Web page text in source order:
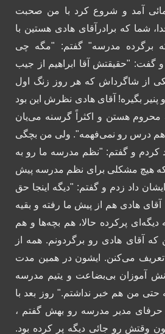
آمد و شروع کرد با من صحبت
شما که برادرآقای هادی هستین با
برگرده مدرسه" گفتم: "مگه چی
"حقیقتش آقا ابراهیم از جیب
از شاگرداش که هر روز زنگ اول
بگیره! آقای هادی نظرش این بود
محروم هستن و اکثراً گرسنه می‌یان
درس رو نمی‌فهمه". ولی من بچگی
کردم و گفتم: "نظم مدرسه ما رو به
هیچ مشکلی برای نظم مدرسه پیش
داد زدم و گفتم: "دیگه اینجا حق
آقای هادی هم از پیش ما رفته و بقیه
پرکرده حالا، هم بچه‌ها و هم
که آقای هادی رو برگردونم. همه از
تعریف می‌کنن. ایشون در همین مدت
آموزان بی‌بضاعت و یتیم مدرسه
حتی من هم خبر نداشتم." روز بعد با
حرفای مدیر مدرسه رو بهش گفتم ،
وقتش رو جائی دیگه پر کرده بود.